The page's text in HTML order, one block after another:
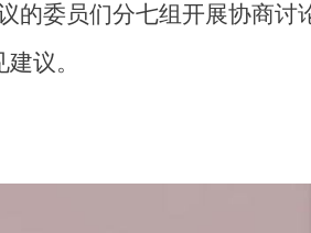
的委员们分七组开展协商
议。